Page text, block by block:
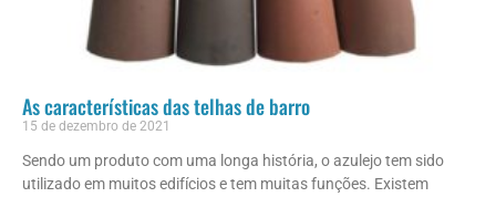
As características das telhas de barro
15 de dezembro de 2021
Sendo um produto com uma longa história, o azulejo tem sido
utilizado em muitos edifícios e tem muitas funções. Existem